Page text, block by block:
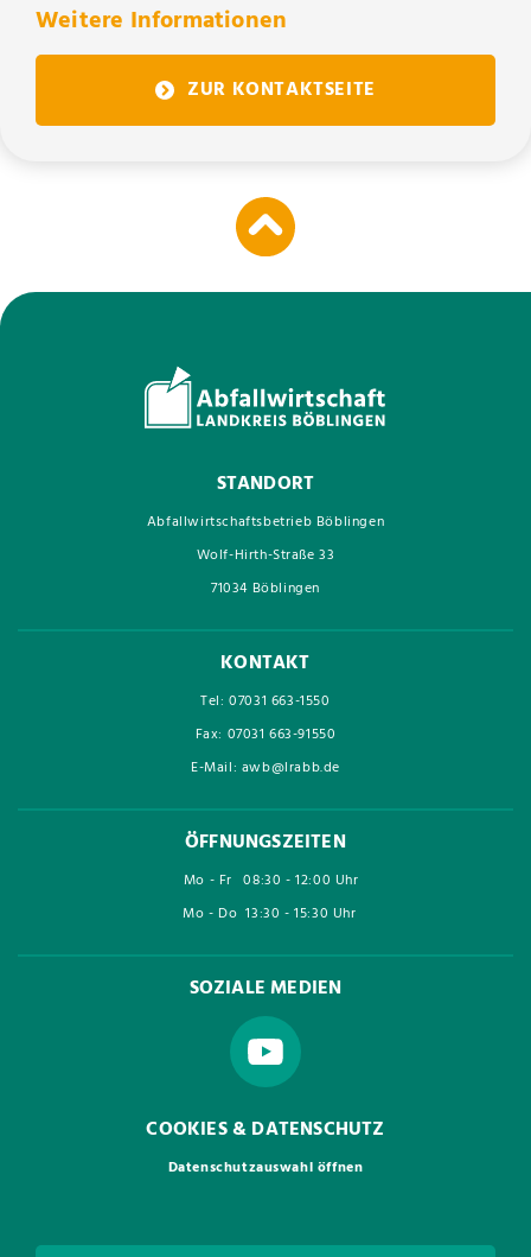
Weitere Informationen
ZUR KONTAKTSEITE
STANDORT
Abfallwirtschaftsbetrieb Böblingen
Wolf-Hirth-Straße 33
71034 Böblingen
KONTAKT
Tel: 07031 663-1550
Fax: 07031 663-91550
E-Mail: awb@lrabb.de
ÖFFNUNGSZEITEN
Mo - Fr 08:30 - 12:00 Uhr
Mo - Do 13:30 - 15:30 Uhr
SOZIALE MEDIEN
COOKIES & DATENSCHUTZ
Datenschutzauswahl öffnen